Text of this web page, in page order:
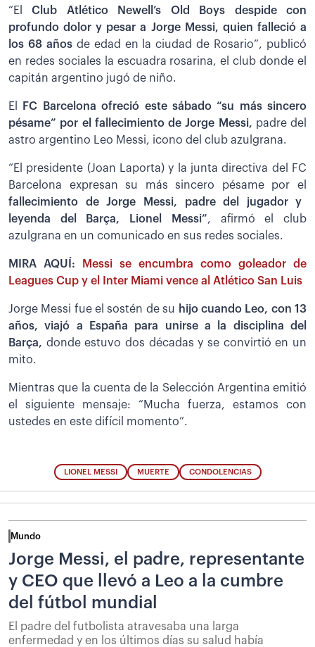
“El
Club Atlético Newell’s Old Boys despide con
profundo dolor y pesar a Jorge Messi, quien falleció a
los 68 añosde edad en la ciudad de Rosario”, publicó
en redes sociales la escuadra rosarina, el club donde el
capitán argentino jugó de niño.
El
FC Barcelona ofreció este sábado “su más sincero
pésame” por el fallecimiento de Jorge Messi, padre del
astro argentino Leo Messi, icono del club azulgrana.
“El presidente (Joan Laporta) y la junta directiva del FC
Barcelona expresan su más sincero pésame por el
fallecimiento de Jorge Messi, padre del jugador y
leyenda del Barça, Lionel Messi”, afirmó el club
azulgrana en un comunicado en sus redes sociales.
MIRA AQUÍ:
Messi se encumbra como goleador de
Leagues Cup y el Inter Miami vence al Atlético San Luis
Jorge Messi fue el sostén de su hijo cuando Leo, con 13
años, viajó a España para unirse a la disciplina del
Barça, donde estuvo dos décadas y se convirtió en un
mito.
Mientras que la cuenta de la Selección Argentina emitió
el siguiente mensaje: “Mucha fuerza, estamos con
ustedes en este difícil momento”.
LIONEL MESSI MUERTE CONDOLENCIAS
Mundo
Jorge Messi, el padre, representante
y CEO que llevó a Leo a la cumbre
del fútbol mundial
El padre del futbolista atravesaba una larga
enfermedad y en los últimos días su salud había